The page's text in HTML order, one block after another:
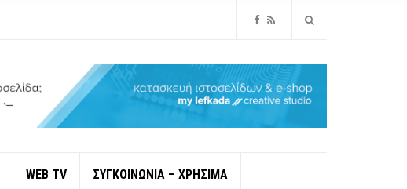
WEB TV ΣΥΓΚΟΙΝΩΝΙΑ – ΧΡΗΣΙΜΑ